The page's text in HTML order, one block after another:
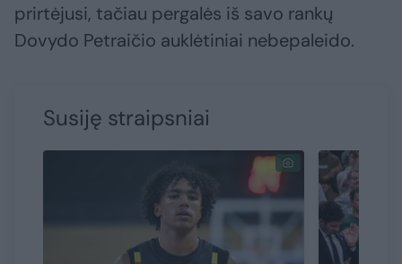
prirtėjusi, tačiau pergalės iš savo rankų
Dovydo Petraičio auklėtiniai nebepaleido.
Susiję straipsniai